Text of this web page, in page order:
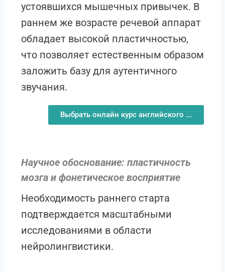
устоявшихся мышечных привычек. В
раннем же возрасте речевой аппарат
обладает высокой пластичностью,
что позволяет естественным образом
заложить базу для аутентичного
звучания.
Выбрать онлайн курс английского ...
Научное обоснование: пластичность
мозга и фонетическое восприятие
Необходимость раннего старта
подтверждается масштабными
исследованиями в области
нейролингвистики.